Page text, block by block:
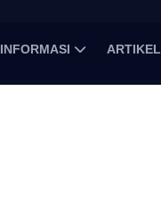
INFORMASI ARTIKEL